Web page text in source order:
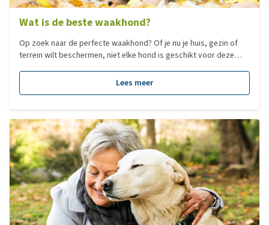
Wat is de beste waakhond?
Op zoek naar de perfecte waakhond? Of je nu je huis, gezin of
terrein wilt beschermen, niet elke hond is geschikt voor deze
blinken hierin uit? In deze blog ontdek je de beste waakhonden,
hun eigenschappen en waar je op moet letten bij de keuze voor
Lees meer